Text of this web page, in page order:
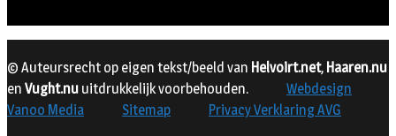
© Auteursrecht op eigen tekst/beeld van Helvoirt.net, Haaren.nu
en Vught.nu uitdrukkelijk voorbehouden.
Webdesign
Vanoo Media
Sitemap Privacy Verklaring AVG